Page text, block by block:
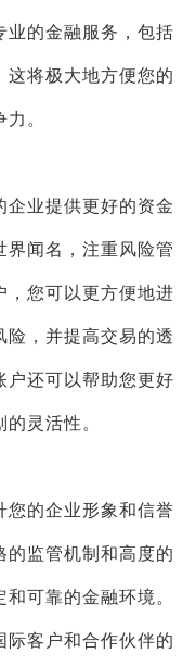
业的金融服务，包括
这将极大地方便您的
。
企业提供更好的资金
界闻名，注重风险管
，您可以更方便地进
险，并提高交易的透
户还可以帮助您更好
灵活性。
您的企业形象和信誉
的监管机制和高度的
可靠的金融环境。
际客户和合作伙伴的